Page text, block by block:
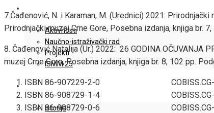
Aktivnosti
Naučno-istraživački rad
Projekti
ISMM 25
O MUZEJU
Istorija
7.Čađenović, N. i Karaman, M. (Urednici) 2021:
Prirodnjački muzej Crne Gore, Posebna izdanja, knjiga br.
8. Čađenović Natalija (Ur.) 2022: 26 GODINA OČUVANJA
muzej Crne Gore, Posebna izdanja, knjiga br. 8, 102 pp.
ISBN 86-907229-2-0 COBISS.CG-ID
ISBN 86-908729-1-4 COBISS.CG-ID
ISBN 86-908729-0-6 COBISS.CG-ID